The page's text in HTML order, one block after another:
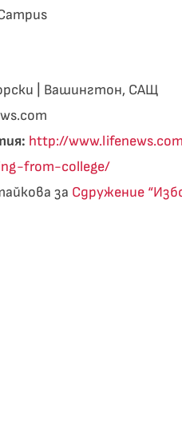
| Вашингтон, САЩ
http://
from-college/
за Сдружение